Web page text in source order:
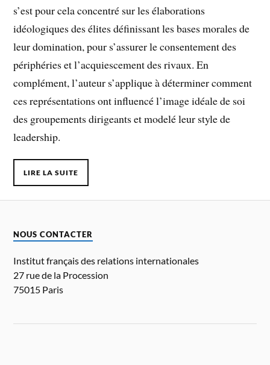
s’est pour cela concentré sur les élaborations
idéologiques des élites définissant les bases morales de
leur domination, pour s’assurer le consentement des
périphéries et l’acquiescement des rivaux. En
complément, l’auteur s’applique à déterminer comment
ces représentations ont influencé l’image idéale de soi
des groupements dirigeants et modelé leur style de
leadership.
LIRE LA SUITE
NOUS CONTACTER
Institut français des relations internationales
27 rue de la Procession
75015 Paris